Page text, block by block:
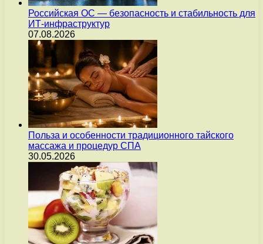
Российская ОС — безопасность и стабильность для
ИТ-инфраструктур
07.08.2026
Польза и особенности традиционного тайского
массажа и процедур СПА
30.05.2026